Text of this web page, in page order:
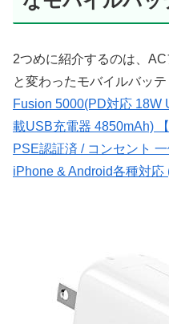
2つめに紹介するのは、
と変わったモバイルバッテ
Fusion 5000(PD対応 18W
載USB充電器 4850mAh)
PSE認証済 / コンセント
iPhone & Android各種対応